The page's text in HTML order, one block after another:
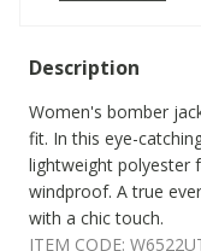
Description
Women's bomber
fit. In this eye-
lightweight polyester
windproof. A true
with a chic touch.
ITEM CODE: